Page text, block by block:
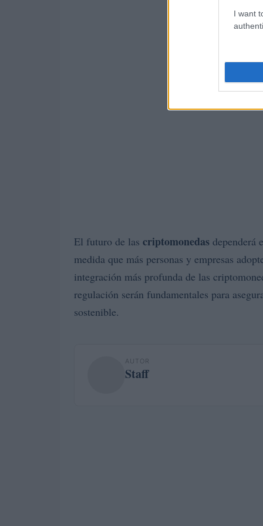
I want
El futuro de las criptomonedas dependerá
medida que más personas y empresas
integración más profunda de las
regulación serán fundamentales para
sostenible.
AUTOR
Staff